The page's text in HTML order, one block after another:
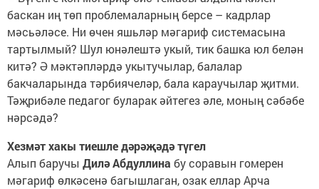
баскан иң төп проблемаларның берсе – кадрлар
мәсьәләсе. Ни өчен яшьләр мәгариф системасына
тартылмый? Шул юнәлештә укый, тик башка юл белән
китә? Ә мәктәпләрдә укытучылар, балалар
бакчаларында тәрбиячеләр, бала караучылар җитми.
Тәҗрибәле педагог буларак әйтегез әле, моның сәбәбе
нәрсәдә?
Хезмәт хакы тиешле дәрәҗәдә түгел
Алып баручы Дилә Абдуллина бу соравын гомерен
мәгариф өлкәсенә багышлаган, озак еллар Арча